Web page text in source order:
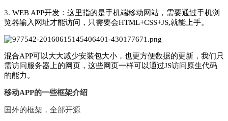
3. WEB APP开发：这里指的是手机端移动网站，需要通过手机浏
览器输入网址才能访问，只需要会HTML+CSS+JS,就能上手。
混合APP可以大大减少安装包大小，也更方便数据的更新，我们只
需访问服务器上的网页，这些网页一样可以通过JS访问原生代码
的能力。
移动APP的一些框架介绍
国外的框架，全部开源